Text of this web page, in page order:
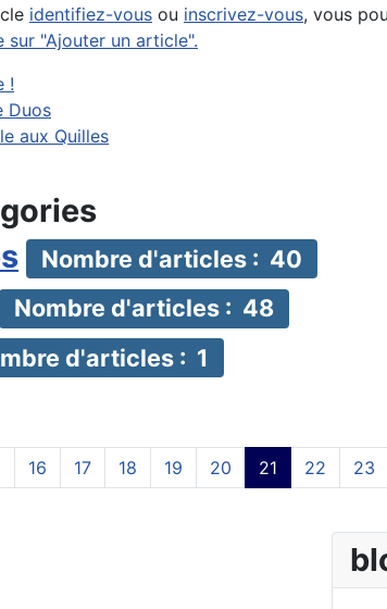
identifiez-vous ou inscrivez-vous, vous
sur "Ajouter un article".
!
Duos
aux Quilles
Nombre d'articles : 40
Nombre d'articles : 48
d'articles : 1
16 17 18 19 20 21 22 23